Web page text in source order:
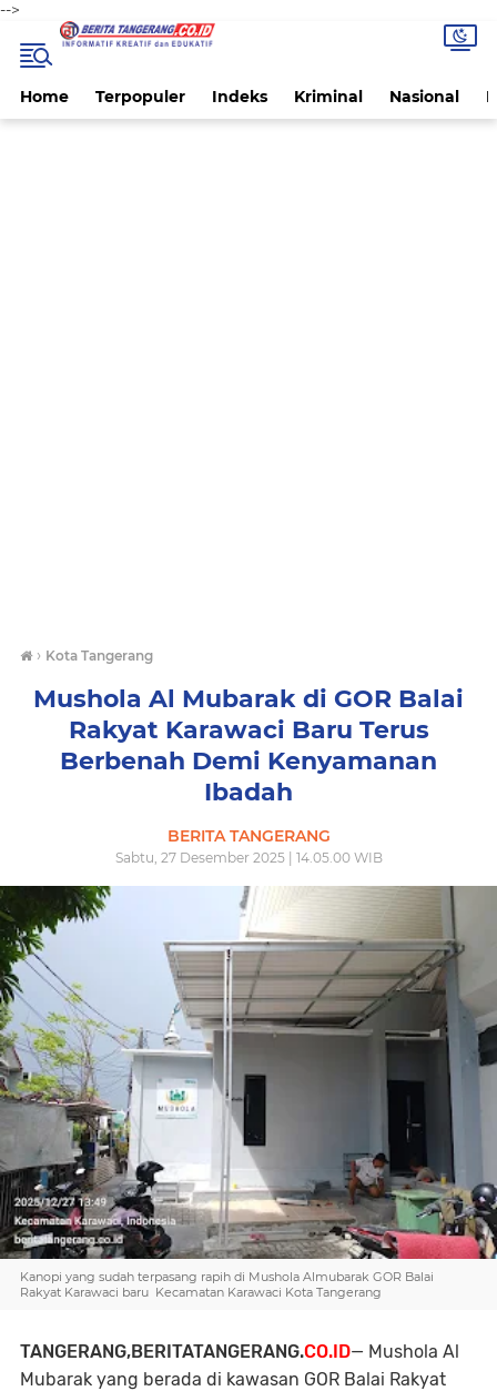
-->
Home Terpopuler Indeks Kriminal Nasional
› Kota Tangerang
Mushola Al Mubarak di GOR Balai
Rakyat Karawaci Baru Terus
Berbenah Demi Kenyamanan
Ibadah
BERITA TANGERANG
Sabtu, 27 Desember 2025 | 14.05.00 WIB
Kanopi yang sudah terpasang rapih di Mushola Almubarak GOR Balai
Rakyat Karawaci baru Kecamatan Karawaci Kota Tangerang
TANGERANG,BERITATANGERANG.CO.ID— Mushola Al
Mubarak yang berada di kawasan GOR Balai Rakyat